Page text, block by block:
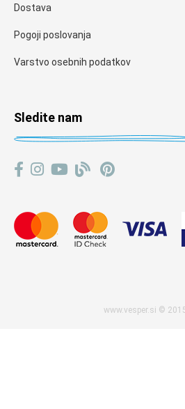
Dostava
Pogoji poslovanja
Varstvo osebnih podatkov
Sledite nam
www.vesper.si ©